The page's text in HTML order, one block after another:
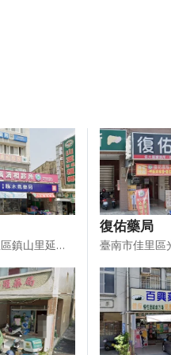
臺南市佳里區鎮山里延平路76號3樓
復佑藥局